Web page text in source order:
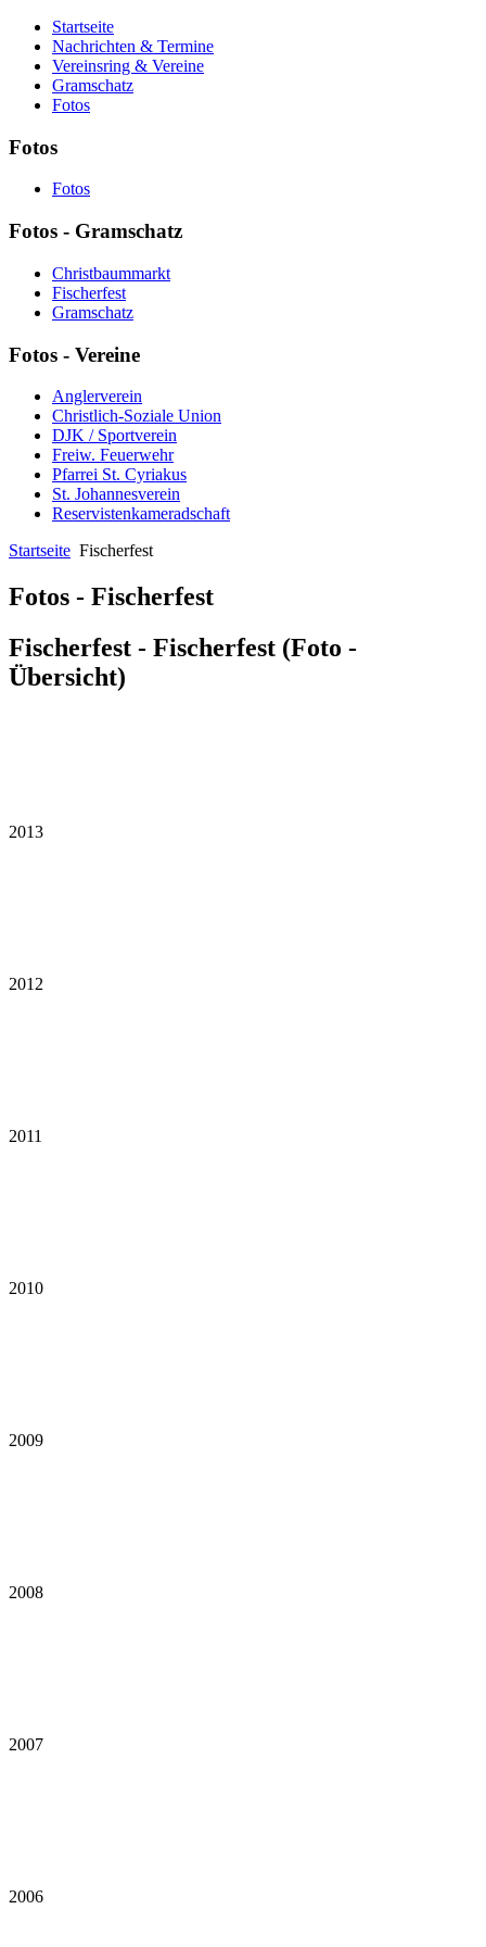
Startseite
Nachrichten & Termine
Vereinsring & Vereine
Gramschatz
Fotos
Fotos
Fotos
Fotos - Gramschatz
Christbaummarkt
Fischerfest
Gramschatz
Fotos - Vereine
Anglerverein
Christlich-Soziale Union
DJK / Sportverein
Freiw. Feuerwehr
Pfarrei St. Cyriakus
St. Johannesverein
Reservistenkameradschaft
Startseite Fischerfest
Fotos - Fischerfest
Fischerfest - Fischerfest (Foto -
Übersicht)
2013
2012
2011
2010
2009
2008
2007
2006